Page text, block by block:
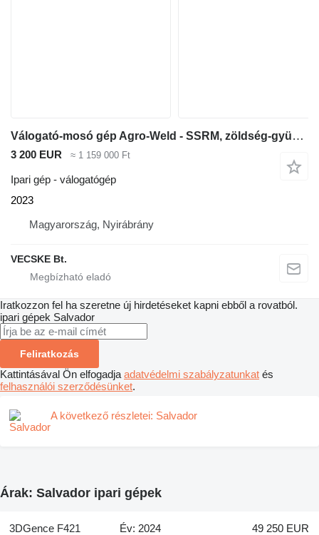
Válogató-mosó gép Agro-Weld - SSRM, zöldség-gyümölcs
3 200 EUR ≈ 1 159 000 Ft
Ipari gép - válogatógép
2023
Magyarország, Nyirábrány
VECSKE Bt.
Iratkozzon fel ha szeretne új hirdetéseket kapni ebből a rovatból.
ipari gépek Salvador
Feliratkozás
Kattintásával Ön elfogadja adatvédelmi szabályzatunkat és
felhasználói szerződésünket.
A következő részletei: Salvador
Árak: Salvador ipari gépek
3DGence F421 Év: 2024 49 250 EUR